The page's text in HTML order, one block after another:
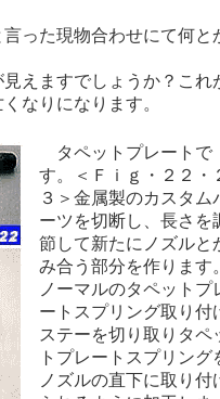
った現物合わせにて何と
えますでしょうか？これ
なりになります。
タペットプレートで
す。＜Ｆｉｇ・２２・
３＞金属製のカスタム
ーツを切断し、長さを
節して新たにノズルと
み合う部分を作ります。
ノーマルのタペットプ
ートスプリング取り付
ステーを切り取りタペ
トプレートスプリング
ノズルの直下に取り付